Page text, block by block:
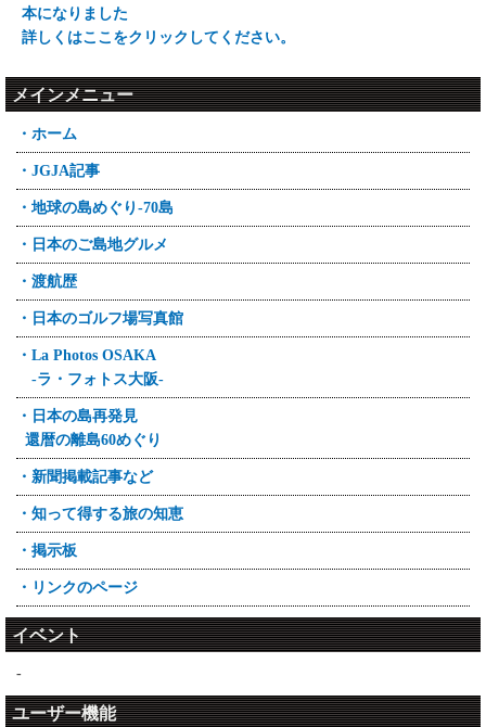
本になりました
詳しくはここをクリックしてください。
メインメニュー
・ホーム
・JGJA記事
・地球の島めぐり-70島
・日本のご島地グルメ
・渡航歴
・日本のゴルフ場写真館
・La Photos OSAKA
-ラ・フォトス大阪-
・日本の島再発見
還暦の離島60めぐり
・新聞掲載記事など
・知って得する旅の知恵
・掲示板
・リンクのページ
イベント
-
ユーザー機能